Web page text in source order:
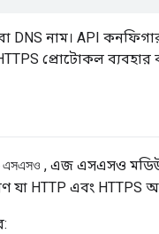
বা DNS নাম। API
প্রোটোকল ব্যবহার
এসএসও , এজ এসএসও
যা HTTP এবং